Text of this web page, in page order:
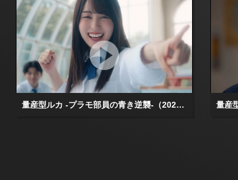
量産型ルカ -プラモ部員の青き逆襲-（2025/07/31放送分）第05話